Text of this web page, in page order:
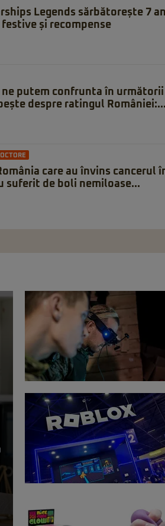
Legends sărbătorește 7
și recompense
ne putem confrunta în
despre ratingul României:...
care au învins cancerul
suferit de boli nemiloase...